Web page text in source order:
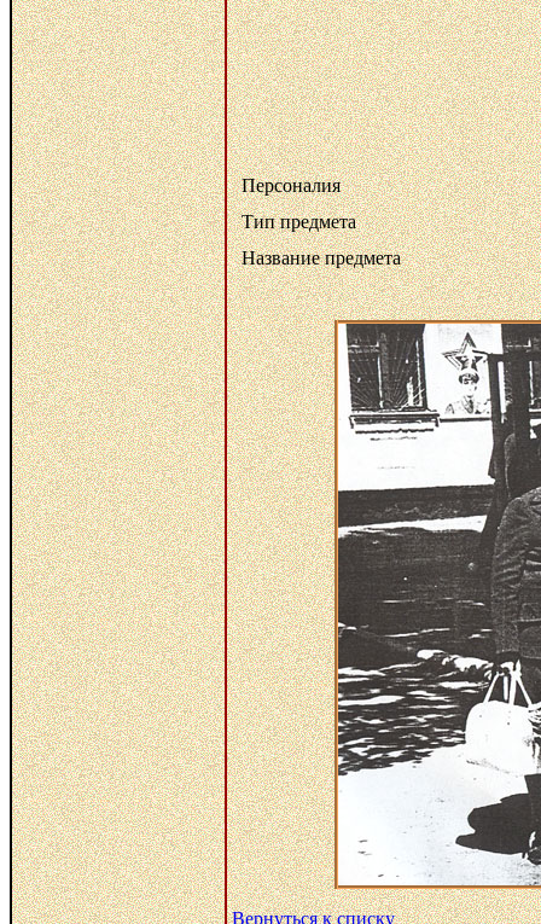
Персоналия
Тип предмета
Название предмета
Вернуться к списку